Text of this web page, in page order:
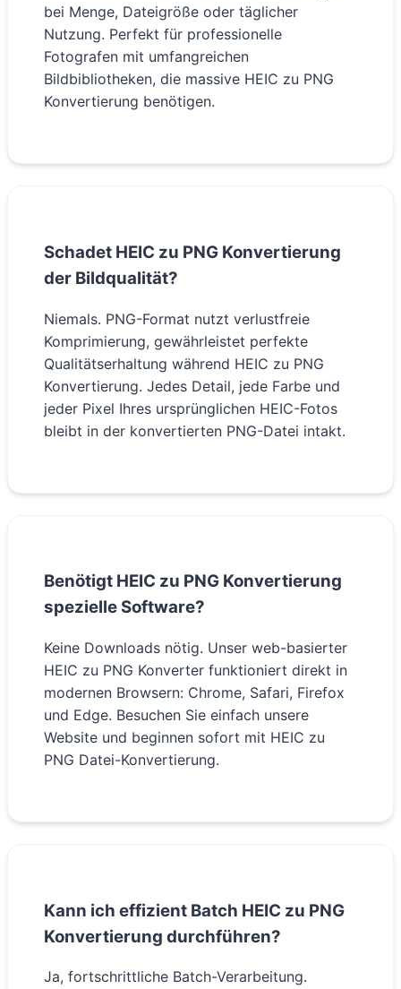
bei Menge, Dateigröße oder täglicher
Nutzung. Perfekt für professionelle
Fotografen mit umfangreichen
Bildbibliotheken, die massive HEIC zu PNG
Konvertierung benötigen.
Schadet HEIC zu PNG Konvertierung
der Bildqualität?
Niemals. PNG-Format nutzt verlustfreie
Komprimierung, gewährleistet perfekte
Qualitätserhaltung während HEIC zu PNG
Konvertierung. Jedes Detail, jede Farbe und
jeder Pixel Ihres ursprünglichen HEIC-Fotos
bleibt in der konvertierten PNG-Datei intakt.
Benötigt HEIC zu PNG Konvertierung
spezielle Software?
Keine Downloads nötig. Unser web-basierter
HEIC zu PNG Konverter funktioniert direkt in
modernen Browsern: Chrome, Safari, Firefox
und Edge. Besuchen Sie einfach unsere
Website und beginnen sofort mit HEIC zu
PNG Datei-Konvertierung.
Kann ich effizient Batch HEIC zu PNG
Konvertierung durchführen?
Ja, fortschrittliche Batch-Verarbeitung.